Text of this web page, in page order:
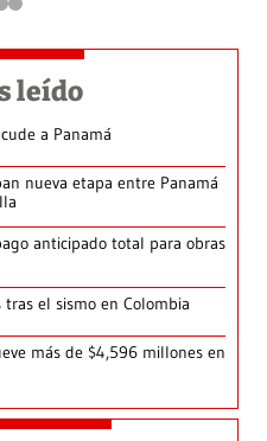
leído
a Panamá
nueva etapa entre Panamá
anticipado total para obras
el sismo en Colombia
más de $4,596 millones en